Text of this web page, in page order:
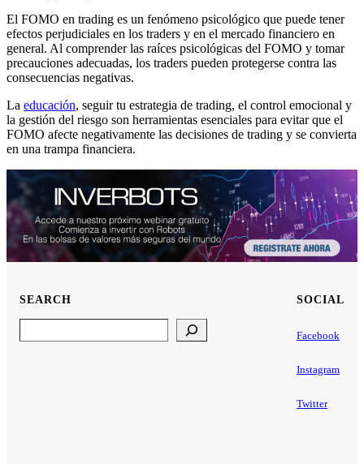
El FOMO en trading es un fenómeno psicológico que puede tener
efectos perjudiciales en los traders y en el mercado financiero en
general. Al comprender las raíces psicológicas del FOMO y tomar
precauciones adecuadas, los traders pueden protegerse contra las
consecuencias negativas.
La educación, seguir tu estrategia de trading, el control emocional y
la gestión del riesgo son herramientas esenciales para evitar que el
FOMO afecte negativamente las decisiones de trading y se convierta
en una trampa financiera.
SEARCH SOCIAL
Facebook
Instagram
Twitter